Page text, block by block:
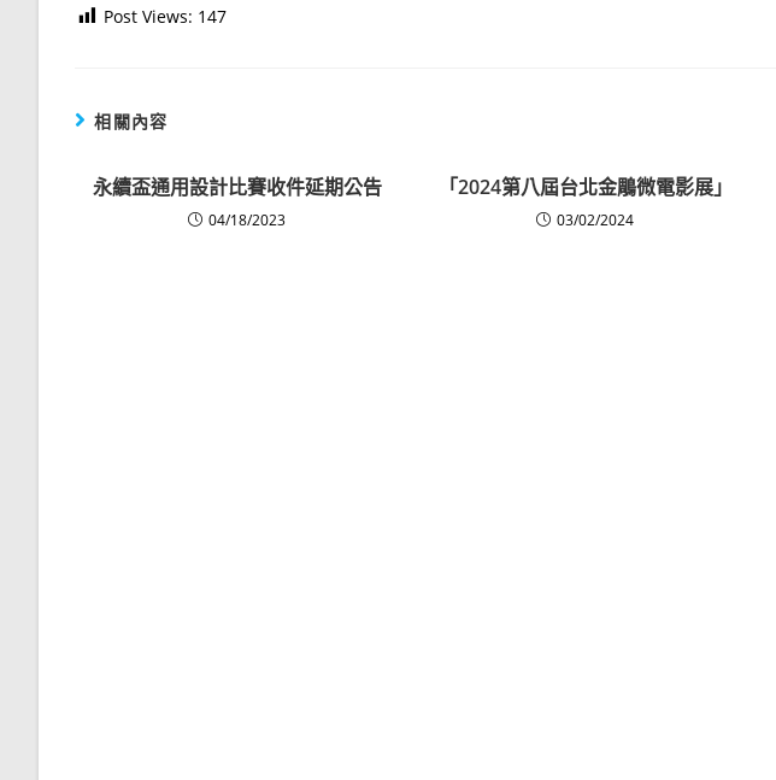
Post Views: 147
相關內容
永續盃通用設計比賽收件延期公告
04/18/2023
「2024第八屆台北金鵰微電影展」
03/02/2024